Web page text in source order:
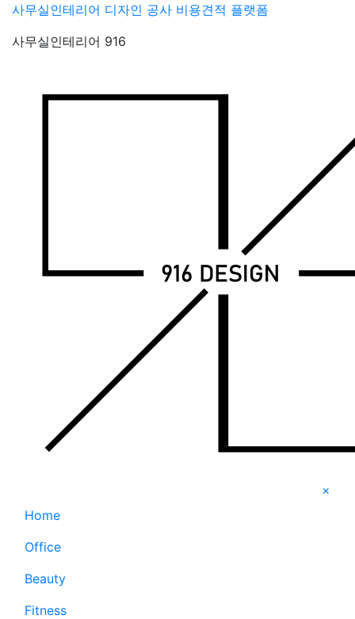
Skip
content
사무실인테리어 디자인 공사 비용견적 플랫폼
사무실인테리어 916
×
Home
Office
Beauty
Fitness